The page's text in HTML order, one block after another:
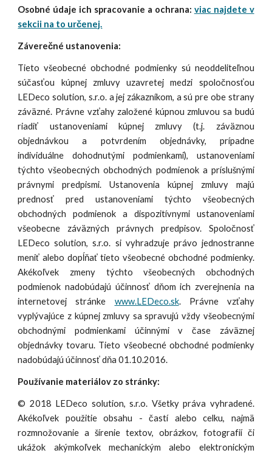
Osobné údaje ich spracovanie a ochrana: viac najdete v
sekcii na to určenej.
Záverečné ustanovenia:
Tieto všeobecné obchodné podmienky sú neoddeliteľnou
súčasťou kúpnej zmluvy uzavretej medzi spoločnosťou
LEDeco solution, s.r.o. a jej zákazníkom, a sú pre obe strany
záväzné. Právne vzťahy založené kúpnou zmluvou sa budú
riadiť ustanoveniami kúpnej zmluvy (t.j. záväznou
objednávkou a potvrdením objednávky, prípadne
individuálne dohodnutými podmienkami), ustanoveniami
týchto všeobecných obchodných podmienok a príslušnými
právnymi predpismi. Ustanovenia kúpnej zmluvy majú
prednosť pred ustanoveniami týchto všeobecných
obchodných podmienok a dispozitívnymi ustanoveniami
všeobecne záväzných právnych predpisov. Spoločnosť
LEDeco solution, s.r.o. si vyhradzuje právo jednostranne
meniť alebo dopĺňať tieto všeobecné obchodné podmienky.
Akékoľvek zmeny týchto všeobecných obchodných
podmienok nadobúdajú účinnosť dňom ich zverejnenia na
internetovej stránke www.LEDeco.sk. Právne vzťahy
vyplývajúce z kúpnej zmluvy sa spravujú vždy všeobecnými
obchodnými podmienkami účinnými v čase záväznej
objednávky tovaru. Tieto všeobecné obchodné podmienky
nadobúdajú účinnosť dňa 01.10.2016.
Používanie materiálov zo stránky:
© 2018 LEDeco solution, s.r.o. Všetky práva vyhradené.
Akékoľvek použitie obsahu - častí alebo celku, najmä
rozmnožovanie a šírenie textov, obrázkov, fotografií či
ukážok akýmkoľvek mechanickým alebo elektronickým